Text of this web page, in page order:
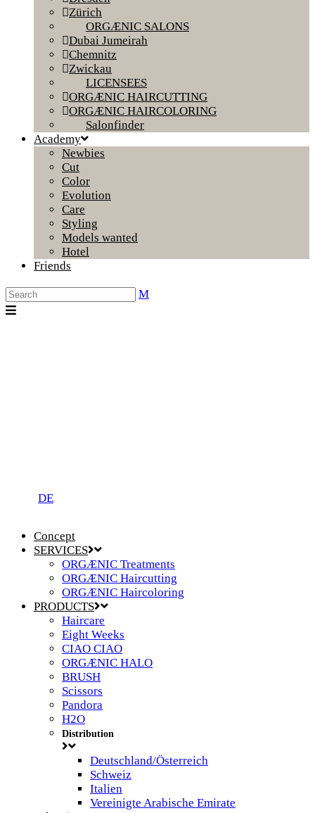
Zürich
ORGÆNIC SALONS
Dubai Jumeirah
Chemnitz
Zwickau
LICENSEES
ORGÆNIC HAIRCUTTING
ORGÆNIC HAIRCOLORING
Salonfinder
Academy
Newbies
Cut
Color
Evolution
Care
Styling
Models wanted
Hotel
Friends
DE
Concept
SERVICES
ORGÆNIC Treatments
ORGÆNIC Haircutting
ORGÆNIC Haircoloring
PRODUCTS
Haircare
Eight Weeks
CIAO CIAO
ORGÆNIC HALO
BRUSH
Scissors
Pandora
H2O
Distribution
Deutschland/Österreich
Schweiz
Italien
Vereinigte Arabische Emirate